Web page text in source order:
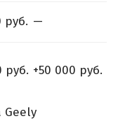
руб. —
руб. +50 000 руб.
Geely